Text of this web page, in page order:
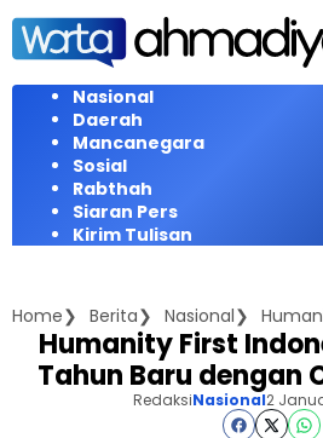
Langsung
konten
Nasional
Daerah
Mancanegara
Sosial
Rabthah
Siaran Pers
Kirim Tulisan
Home Berita Nasional
Humanity First
Tahun Baru dengan
RedaksiNasional2